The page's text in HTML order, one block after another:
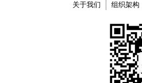
关于我们 组织架构